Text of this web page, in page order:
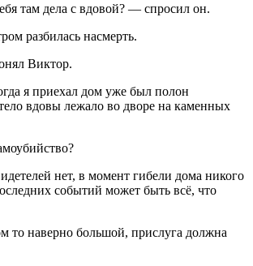
там дела с вдовой? — спросил он.
разбилась насмерть.
Виктор.
я приехал дом уже был полон
вдовы лежало во дворе на каменных
ство?
нет, в момент гибели дома никого
событий может быть всё, что
то наверно большой, прислуга должна